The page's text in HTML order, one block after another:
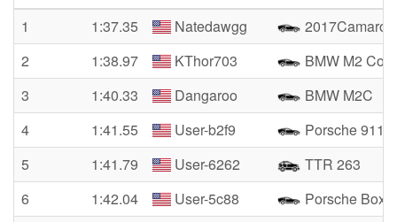
1
1:37.35 Natedawgg
2017Camaro
2
1:38.97 KThor703
BMW M2
3
1:40.33 Dangaroo
BMW M2C
4
1:41.55 User-b2f9
Porsche 911
5
1:41.79 User-6262
TTR 263
6
1:42.04 User-5c88
Porsche